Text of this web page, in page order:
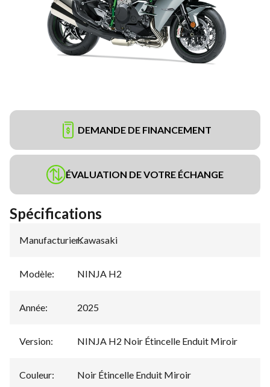
DEMANDE DE FINANCEMENT
ÉVALUATION DE VOTRE ÉCHANGE
Spécifications
Manufacturier:
Kawasaki
Modèle: NINJA H2
Année: 2025
Version: NINJA H2 Noir Étincelle Enduit Miroir
Couleur: Noir Étincelle Enduit Miroir